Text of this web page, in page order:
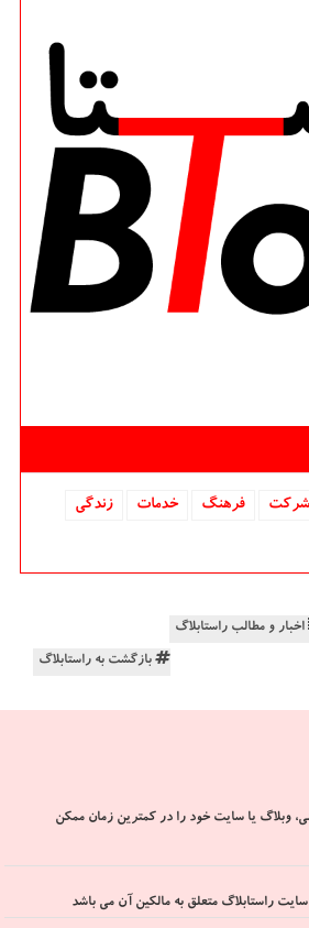
شركت فرهنگ خدمات
زندگی
اخبار و مطالب راستابلاگ
بازگشت به راستابلاگ
وبلاگ یا سایت خود را در کمترین زمان ممکن